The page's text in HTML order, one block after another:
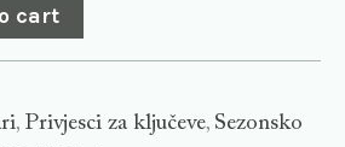
cart
, Privjesci za ključeve, Sezonsko